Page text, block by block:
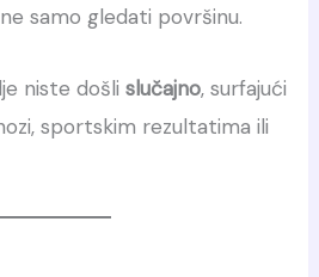
samo gledati površinu.
niste došli slučajno, surfajući
sportskim rezultatima ili